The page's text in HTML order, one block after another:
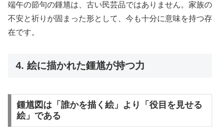
端午の節句の鍾馗は、古い民芸品ではありません。家族の
不安と祈りが固まった形として、今も十分に意味を持つ存
在です。
4. 絵に描かれた鍾馗が持つ力
鍾馗図は「誰かを描く絵」より「役目を見せる
絵」である